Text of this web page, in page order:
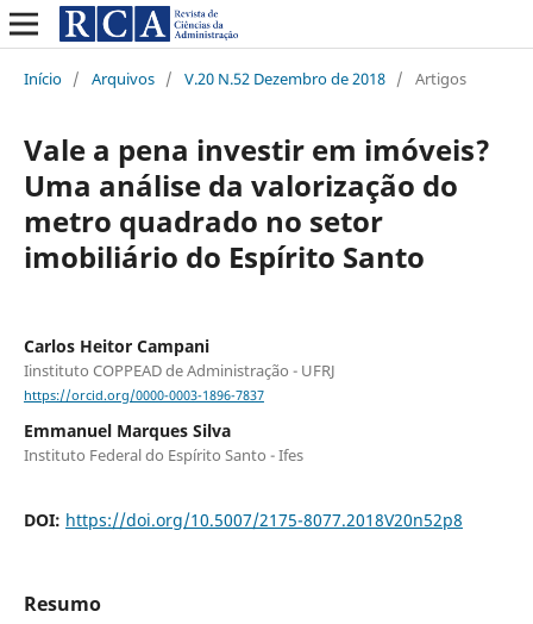
Início / Arquivos / V.20 N.52 Dezembro de 2018 / Artigos
Vale a pena investir em imóveis?
Uma análise da valorização do
metro quadrado no setor
imobiliário do Espírito Santo
Carlos Heitor Campani
Iinstituto COPPEAD de Administração - UFRJ
https://orcid.org/0000-0003-1896-7837
Emmanuel Marques Silva
Instituto Federal do Espírito Santo - Ifes
DOI: https://doi.org/10.5007/2175-8077.2018V20n52p8
Resumo